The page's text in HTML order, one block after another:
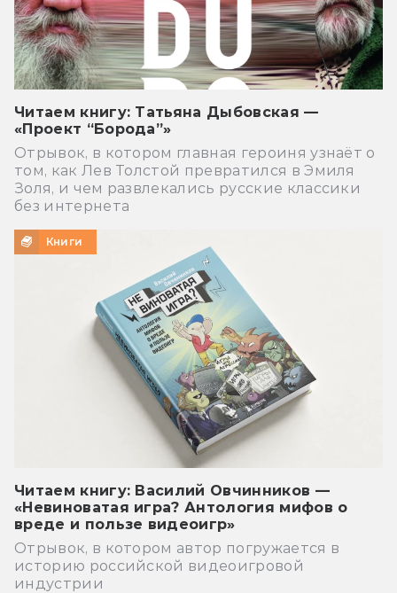
Читаем книгу: Татьяна Дыбовская —
«Проект “Борода”»
Отрывок, в котором главная героиня узнаёт о
том, как Лев Толстой превратился в Эмиля
Золя, и чем развлекались русские классики
без интернета
Книги
Читаем книгу: Василий Овчинников —
«Невиноватая игра? Антология мифов о
вреде и пользе видеоигр»
Отрывок, в котором автор погружается в
историю российской видеоигровой
индустрии